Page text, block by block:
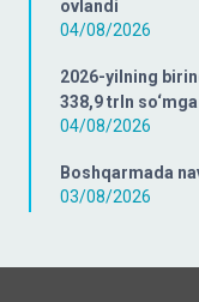
ovlandi
04/08/2026
2026-yilning
338,9 trln
04/08/2026
Boshqarmada
03/08/2026